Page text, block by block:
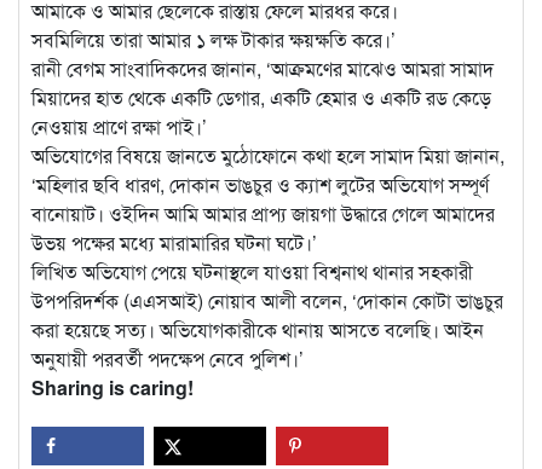
আমাকে ও আমার ছেলেকে রাস্তায় ফেলে মারধর করে।
সবমিলিয়ে তারা আমার ১ লক্ষ টাকার ক্ষয়ক্ষতি করে।’
রানী বেগম সাংবাদিকদের জানান, ‘আক্রমণের মাঝেও আমরা সামাদ
মিয়াদের হাত থেকে একটি ডেগার, একটি হেমার ও একটি রড কেড়ে
নেওয়ায় প্রাণে রক্ষা পাই।’
অভিযোগের বিষয়ে জানতে মুঠোফোনে কথা হলে সামাদ মিয়া জানান,
‘মহিলার ছবি ধারণ, দোকান ভাঙচুর ও ক্যাশ লুটের অভিযোগ সম্পূর্ণ
বানোয়াট। ওইদিন আমি আমার প্রাপ্য জায়গা উদ্ধারে গেলে আমাদের
উভয় পক্ষের মধ্যে মারামারির ঘটনা ঘটে।’
লিখিত অভিযোগ পেয়ে ঘটনাস্থলে যাওয়া বিশ্বনাথ থানার সহকারী
উপপরিদর্শক (এএসআই) নোয়াব আলী বলেন, ‘দোকান কোটা ভাঙচুর
করা হয়েছে সত্য। অভিযোগকারীকে থানায় আসতে বলেছি। আইন
অনুযায়ী পরবর্তী পদক্ষেপ নেবে পুলিশ।’
Sharing is caring!